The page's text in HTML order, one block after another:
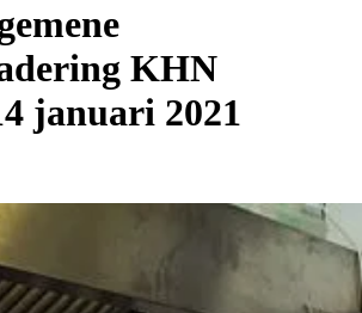
KHN
januari 2021